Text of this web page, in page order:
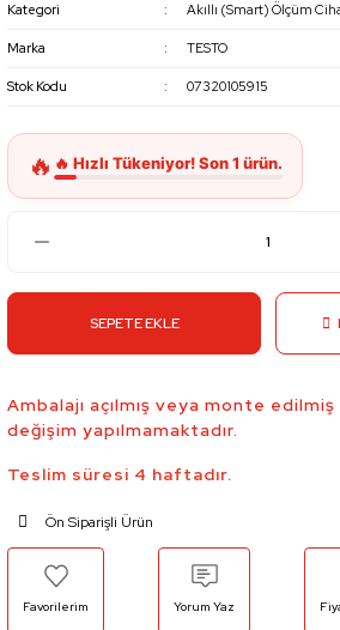
Kategori Akıllı (Smart) Ölçüm
Marka TESTO
Stok Kodu 07320105915
SEPETE EKLE
Ambalajı açılmış veya monte
değişim yapılmamaktadır.
Teslim süresi 4 haftadır.
Ön Siparişli Ürün
Yorum Yaz